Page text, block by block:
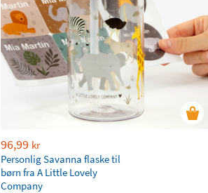
96,99 kr
Personlig Savanna flaske til
børn fra A Little Lovely
Company